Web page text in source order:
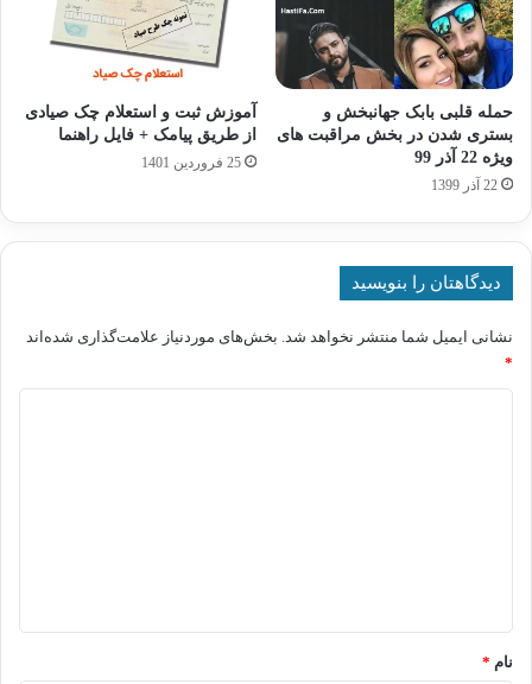
حمله قلبی بابک جهانبخش و
بستری شدن در بخش مراقبت های
ویژه 22 آذر 99
22 آذر 1399
آموزش ثبت و استعلام چک صیادی
از طریق پیامک + فایل راهنما
25 فروردین 1401
دیدگاهتان را بنویسید
نشانی ایمیل شما منتشر نخواهد شد. بخش‌های موردنیاز علامت‌گذاری شده‌اند
*
نام *